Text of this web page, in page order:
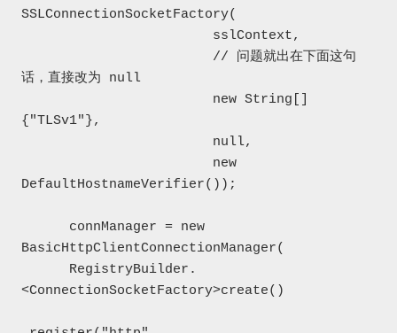
SSLConnectionSocketFactory(
话，直接改为 null
{"TLSv1"},
DefaultHostnameVerifier());
BasicHttpClientConnectionManager(
<ConnectionSocketFactory>create()